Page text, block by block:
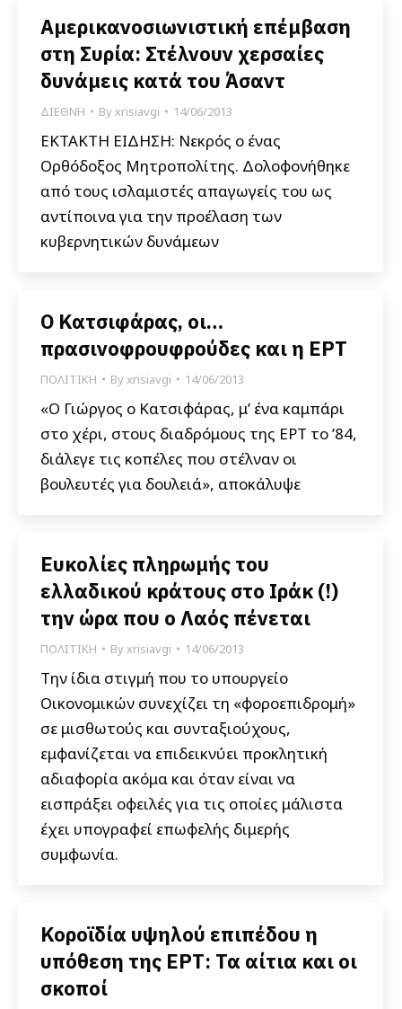
Αμερικανοσιωνιστική επέμβαση
στη Συρία: Στέλνουν χερσαίες
δυνάμεις κατά του Άσαντ
ΔΙΕΘΝΗ Byxrisiavgi 14/06/2013
ΕΚΤΑΚΤΗ ΕΙΔΗΣΗ: Νεκρός ο ένας
Ορθόδοξος Μητροπολίτης. Δολοφονήθηκε
από τους ισλαμιστές απαγωγείς του ως
αντίποινα για την προέλαση των
κυβερνητικών δυνάμεων
Ο Κατσιφάρας, οι…
πρασινοφρουφρούδες και η ΕΡΤ
ΠΟΛΙΤΙΚΗ Byxrisiavgi 14/06/2013
«Ο Γιώργος ο Κατσιφάρας, μ’ ένα καμπάρι
στο χέρι, στους διαδρόμους της ΕΡΤ το ’84,
διάλεγε τις κοπέλες που στέλναν οι
βουλευτές για δουλειά», αποκάλυψε
Ευκολίες πληρωμής του
ελλαδικού κράτους στο Ιράκ (!)
την ώρα που ο Λαός πένεται
ΠΟΛΙΤΙΚΗ Byxrisiavgi 14/06/2013
Την ίδια στιγμή που το υπουργείο
Οικονομικών συνεχίζει τη «φοροεπιδρομή»
σε μισθωτούς και συνταξιούχους,
εμφανίζεται να επιδεικνύει προκλητική
αδιαφορία ακόμα και όταν είναι να
εισπράξει οφειλές για τις οποίες μάλιστα
έχει υπογραφεί επωφελής διμερής
συμφωνία.
Κοροϊδία υψηλού επιπέδου η
υπόθεση της ΕΡΤ: Τα αίτια και οι
σκοποί